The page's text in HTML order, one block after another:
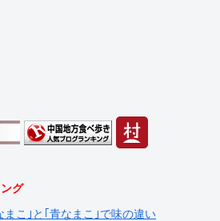
グ
まこ｣と｢青なまこ｣で味の違い